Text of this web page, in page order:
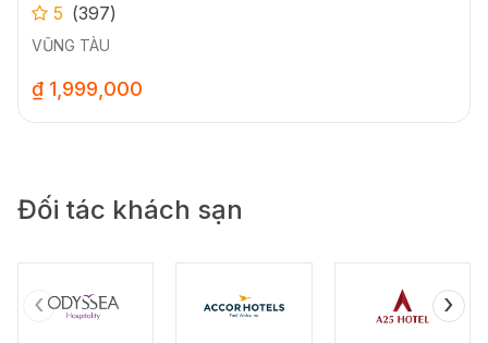
5 (397)
VŨNG TÀU
₫ 1,999,000
Đối tác khách sạn
‹ ›